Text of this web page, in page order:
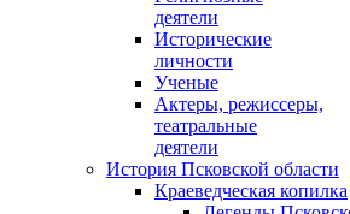
деятели
Исторические
личности
Ученые
Актеры, режиссеры,
театральные
деятели
История Псковской области
Краеведческая копилка